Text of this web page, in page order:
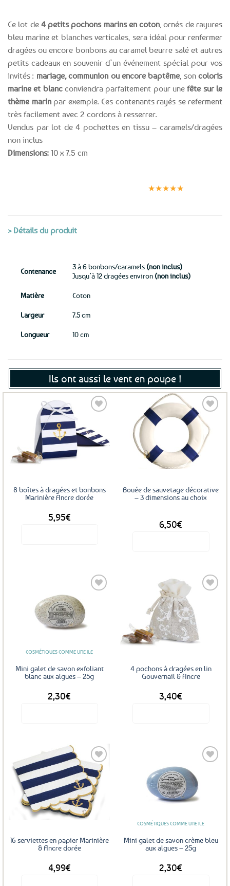
Ce lot de 4 petits pochons marins en coton , ornés de rayures
bleu marine et blanches verticales, sera idéal pour renfermer
dragées ou encore bonbons au caramel beurre salé et autres
petits cadeaux en souvenir d’un événement spécial pour vos
invités : mariage, communion ou encore baptême , son coloris
marine et blancconviendra parfaitement pour unefête sur le
thème marinpar exemple. Ces contenants rayés se referment
très facilement avec 2 cordons à resserrer.
Vendus par lot de 4 pochettes en tissu – caramels/dragées
non inclus
Dimensions: 10 x 7.5 cm
★★★★★
> Détails du produit
Contenance
3 à 6 bonbons/caramels (non inclus)
Jusqu’à 12 dragées environ (non inclus)
Matière Coton
Largeur 7.5 cm
Longueur 10 cm
Ils ont aussi le vent en poupe !
Ajouter
aux
favoris
8 boîtes à dragées et bonbons
Marinière Ancre dorée
5,95€
Ajouter
aux
favoris
Bouée de sauvetage décorative
– 3 dimensions au choix
6,50€
options
peuvent
être
favoris
COSMÉTIQUES COMME UNE ILE
Mini galet de savon exfoliant
blanc aux algues – 25g
2,30€
4 pochons à dragées en lin
Gouvernail & Ancre
3,40€
Ajouter
aux
favoris
16 serviettes en papier Marinière
& Ancre dorée
4,99€
Ajouter
favoris
COSMÉTIQUES COMME UNE ILE
Mini galet de savon crème bleu
aux algues – 25g
2,30€